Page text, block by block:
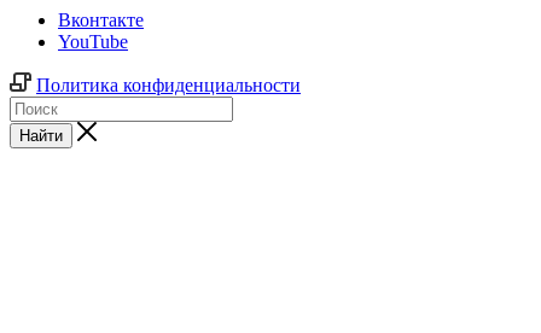
Вконтакте
YouTube
Политика конфиденциальности
Найти